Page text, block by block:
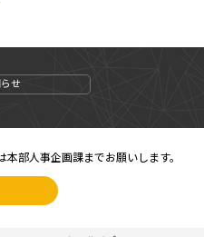
せ
部人事企画課までお願いします。